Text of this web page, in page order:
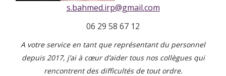
s.bahmed.irp@gmail.com
06 29 58 67 12
A votre service en tant que représentant du personnel
depuis 2017, j’ai à cœur d’aider tous nos collègues qui
rencontrent des difficultés de tout ordre.